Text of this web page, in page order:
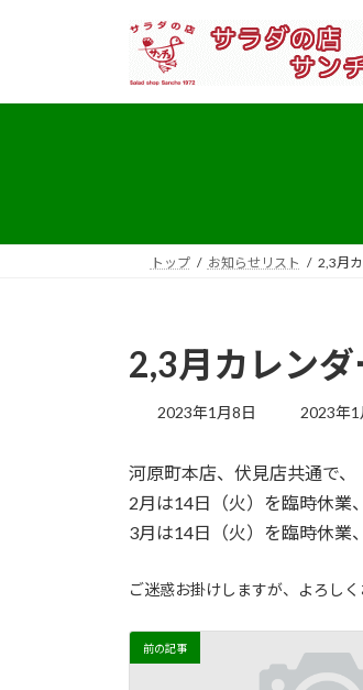
プ
動
トップ お知らせリスト 2,3月
2,3月カレン
2023年1月8日
最
新
日
:
2023年1
河原町本店、伏見店共通で、
2月は14日（火）を臨時休業
3月は14日（火）を臨時休業
ご迷惑お掛けしますが、よろしく
前の記事